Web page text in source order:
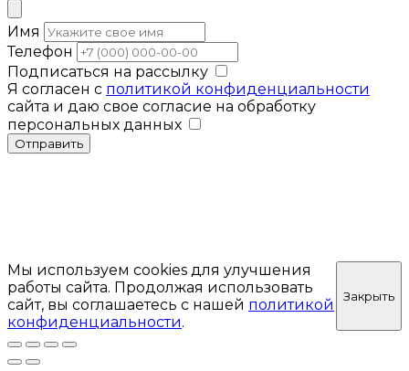
Имя
Телефон
Подписаться на рассылку
Я согласен с политикой конфиденциальности
сайта и даю свое согласие на обработку
персональных данных
Отправить
Мы используем cookies для улучшения
работы сайта. Продолжая использовать
сайт, вы соглашаетесь с нашей политикой
конфиденциальности.
Закрыть